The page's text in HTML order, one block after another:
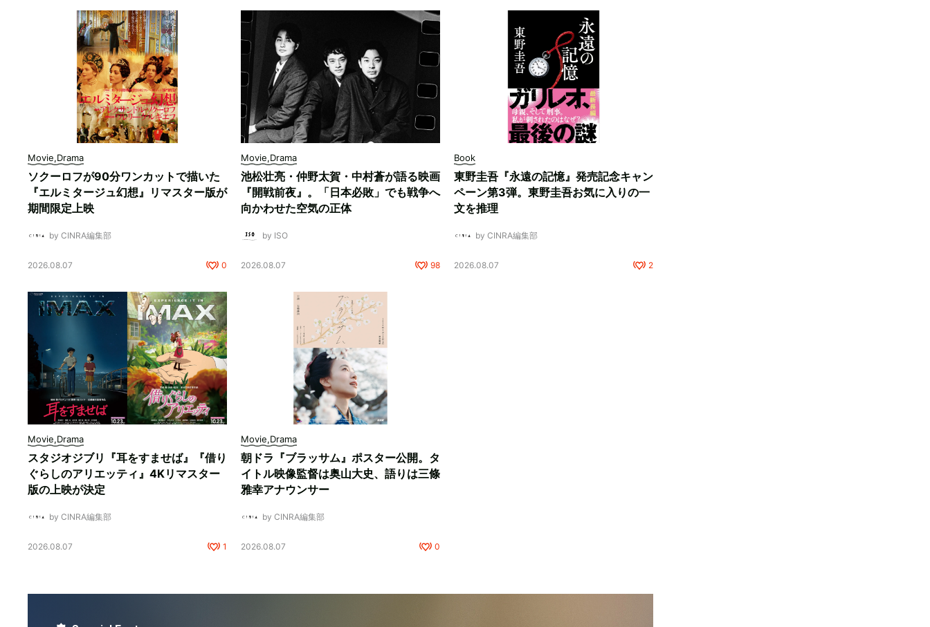
Movie,Drama
ソクーロフが90分ワンカットで描いた
『エルミタージュ幻想』リマスター版が
期間限定上映
by CINRA編集部
2026.08.07 0
Movie,Drama
池松壮亮・仲野太賀・中村蒼が語る映画
『開戦前夜』。「日本必敗」でも戦争へ
向かわせた空気の正体
by ISO
2026.08.07 98
Book
東野圭吾『永遠の記憶』発売記念キャン
ペーン第3弾。東野圭吾お気に入りの一
文を推理
by CINRA編集部
2026.08.07 2
Movie,Drama
スタジオジブリ『耳をすませば』『借り
ぐらしのアリエッティ』4Kリマスター
版の上映が決定
by CINRA編集部
2026.08.07 1
Movie,Drama
朝ドラ『ブラッサム』ポスター公開。タ
イトル映像監督は奥山大史、語りは三條
雅幸アナウンサー
by CINRA編集部
2026.08.07 0